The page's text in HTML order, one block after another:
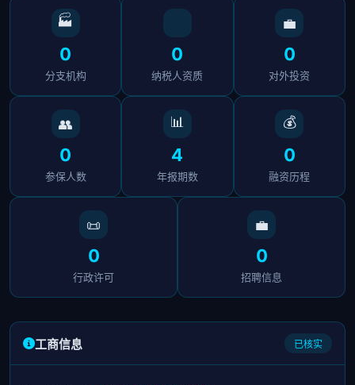
🏭
0
分支机构
0
纳税人资质
💼
0
对外投资
👥
0
参保人数
📊
4
年报期数
💰
0
融资历程
📜
0
行政许可
💼
0
招聘信息
工商信息 已核实